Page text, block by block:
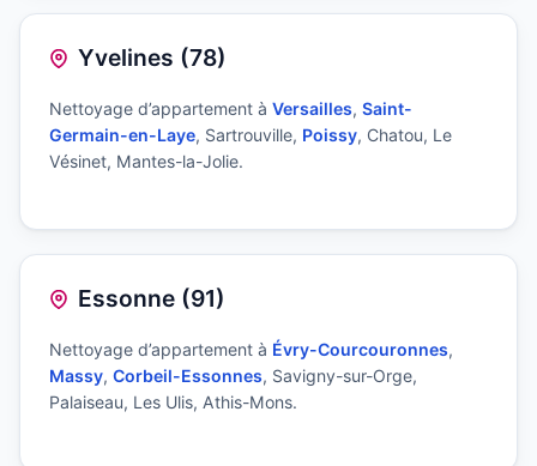
Yvelines (78)
Nettoyage d’appartement à Versailles, Saint-
Germain-en-Laye, Sartrouville, Poissy, Chatou, Le
Vésinet, Mantes-la-Jolie.
Essonne (91)
Nettoyage d’appartement à Évry-Courcouronnes,
Massy, Corbeil-Essonnes, Savigny-sur-Orge,
Palaiseau, Les Ulis, Athis-Mons.